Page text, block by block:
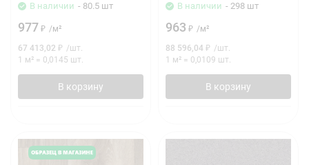
В наличии - 80.5 шт
977 ₽ /м²
67 413,02 ₽ /шт.
1 м² = 0,0145 шт.
В корзину
В наличии - 298 шт
963 ₽ /м²
88 596,04 ₽ /шт.
1 м² = 0,0109 шт.
В корзину